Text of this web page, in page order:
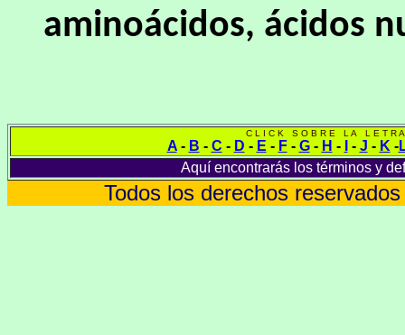
aminoácidos, ácidos
C L I C K S O B R E L A L E T R
A- B - C - D - E - F- G- H - - J - K -
Aquí encontrarás los términos y
Todos los derechos